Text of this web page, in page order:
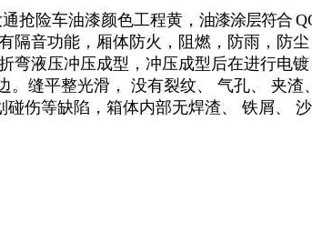
抢险车油漆颜色工程黄 ， 油漆涂层符合
隔音功能，厢体防火，阻燃，防雨，防
弯液压冲压成型，冲压成型后在进行电
缝平整光滑， 没有裂纹、 气孔、 夹
伤等缺陷，箱体内部无焊渣、 铁屑、